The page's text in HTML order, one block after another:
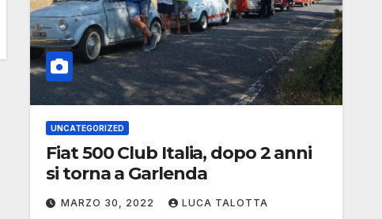
UNCATEGORIZED
Fiat 500 Club Italia, dopo 2 anni
si torna a Garlenda
MARZO 30, 2022 LUCA TALOTTA